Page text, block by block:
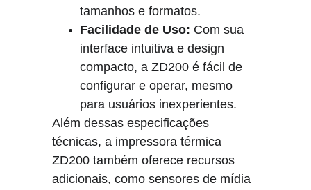
tamanhos e formatos.
Facilidade de Uso: Com sua
interface intuitiva e design
compacto, a ZD200 é fácil de
configurar e operar, mesmo
para usuários inexperientes.
Além dessas especificações
técnicas, a impressora térmica
ZD200 também oferece recursos
adicionais, como sensores de mídia